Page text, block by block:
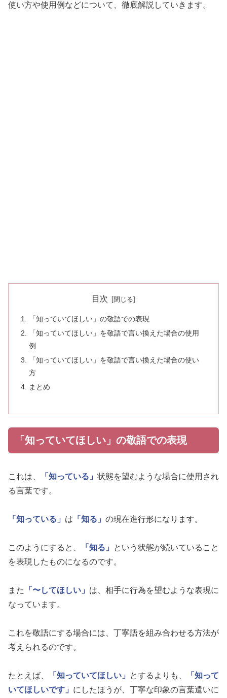
使い方や使用例などについて、徹底解説していきます。
目次
「知っていてほしい」の敬語での表現
「知っていてほしい」を敬語で言い換えた場合の使用
例
「知っていてほしい」を敬語で言い換えた場合の使い
方
まとめ
「知っていてほしい」の敬語での表現
これは、 「知っている」 状態を望むような場合に使用され
る言葉です。
「知っている」 は 「知る」 の現在進行形になります。
このようにすると、 「知る」
という状態が続いていること
を表現したものになるのです。
また 「〜してほしい」 は、相手に行為を望むような表現に
なっています。
これを敬語にする場合には、丁寧語を組み合わせる方法が
考えられるのです。
たとえば、 「知っていてほしい」 とするよりも、
「知って
いてほしいです」 にしたほうが、丁寧な印象の言葉遣いに